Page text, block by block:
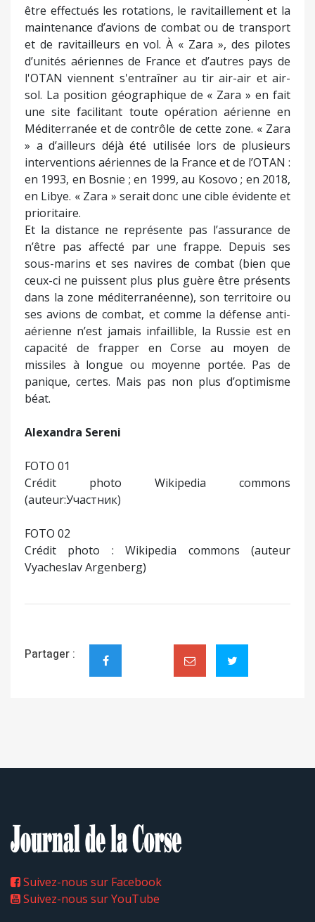
être effectués les rotations, le ravitaillement et la
maintenance d’avions de combat ou de transport
et de ravitailleurs en vol. À « Zara », des pilotes
d’unités aériennes de France et d’autres pays de
l'OTAN viennent s'entraîner au tir air-air et air-
sol. La position géographique de « Zara » en fait
une site facilitant toute opération aérienne en
Méditerranée et de contrôle de cette zone. « Zara
» a d’ailleurs déjà été utilisée lors de plusieurs
interventions aériennes de la France et de l’OTAN :
en 1993, en Bosnie ; en 1999, au Kosovo ; en 2018,
en Libye. « Zara » serait donc une cible évidente et
prioritaire.
Et la distance ne représente pas l’assurance de
n’être pas affecté par une frappe. Depuis ses
sous-marins et ses navires de combat (bien que
ceux-ci ne puissent plus plus guère être présents
dans la zone méditerranéenne), son territoire ou
ses avions de combat, et comme la défense anti-
aérienne n’est jamais infaillible, la Russie est en
capacité de frapper en Corse au moyen de
missiles à longue ou moyenne portée. Pas de
panique, certes. Mais pas non plus d’optimisme
béat.
Alexandra Sereni
FOTO 01
Crédit photo Wikipedia commons
(auteur:Участник)
FOTO 02
Crédit photo : Wikipedia commons (auteur
Vyacheslav Argenberg)
Partager :
Suivez-nous sur Facebook
Suivez-nous sur YouTube